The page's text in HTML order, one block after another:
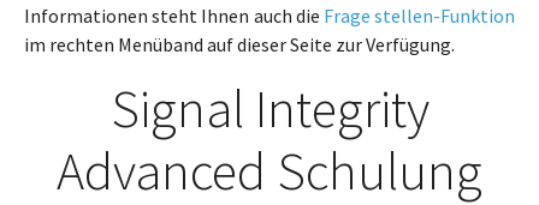
Informationen steht Ihnen auch die Frage stellen-Funktion
im rechten Menüband auf dieser Seite zur Verfügung.
Signal Integrity
Advanced Schulung